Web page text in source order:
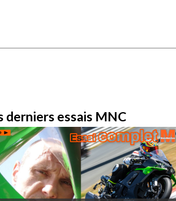
derniers essais MNC